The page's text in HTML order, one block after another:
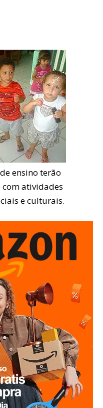
ensino terão
atividades
e culturais.